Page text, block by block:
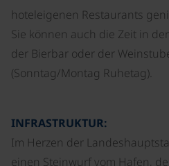
hoteleigenen Restaurants
Sie können auch die Zeit in
der Bierbar oder der
(Sonntag/Montag Ruhetag).
INFRASTRUKTUR:
Im Herzen der
einen Steinwurf vom Hafen,